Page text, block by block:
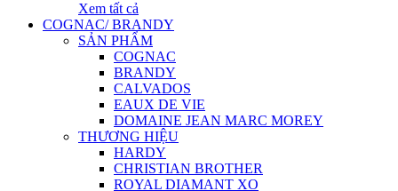
Xem tất cả
COGNAC/ BRANDY
SẢN PHẨM
COGNAC
BRANDY
CALVADOS
EAUX DE VIE
DOMAINE JEAN MARC MOREY
THƯƠNG HIỆU
HARDY
CHRISTIAN BROTHER
ROYAL DIAMANT XO